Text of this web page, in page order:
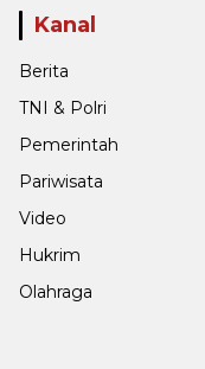
Kanal
Berita
TNI & Polri
Pemerintah
Pariwisata
Video
Hukrim
Olahraga